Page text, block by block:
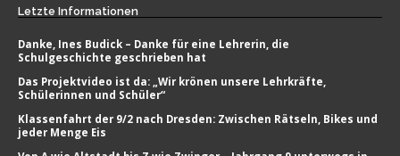
Letzte Informationen
Danke, Ines Budick – Danke für eine Lehrerin, die
Schulgeschichte geschrieben hat
Das Projektvideo ist da: „Wir krönen unsere Lehrkräfte,
Schülerinnen und Schüler“
Klassenfahrt der 9/2 nach Dresden: Zwischen Rätseln, Bikes und
jeder Menge Eis